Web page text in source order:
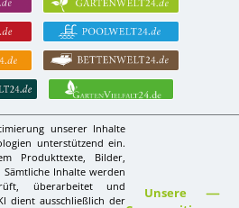
unserer Inhalte
unterstützend ein.
Produkttexte, Bilder,
Inhalte werden
überarbeitet und
dient ausschließlich der
Unsere